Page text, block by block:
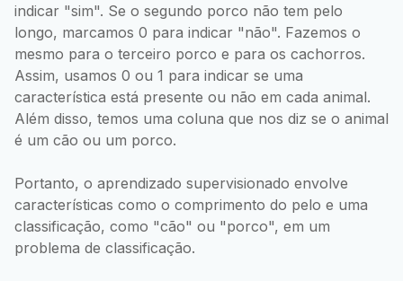
indicar "sim". Se o segundo porco não tem pelo
longo, marcamos 0 para indicar "não". Fazemos o
mesmo para o terceiro porco e para os cachorros.
Assim, usamos 0 ou 1 para indicar se uma
característica está presente ou não em cada animal.
Além disso, temos uma coluna que nos diz se o animal
é um cão ou um porco.
Portanto, o aprendizado supervisionado envolve
características como o comprimento do pelo e uma
classificação, como "cão" ou "porco", em um
problema de classificação.